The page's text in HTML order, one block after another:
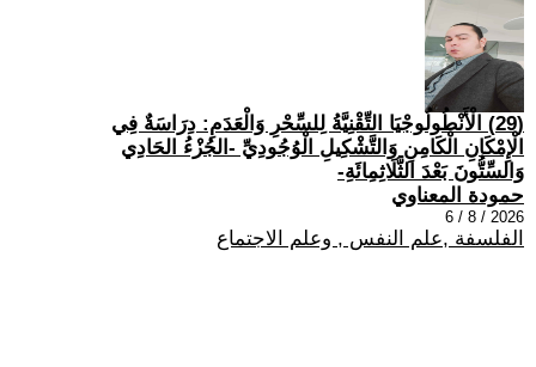
(29) الْأَنْطُولُوجْيَا التِّقْنِيَّةُ لِلسِّحْرِ وَالْعَدَمِ: دِرَاسَةٌ فِي
الْإِمْكَانِ الْكَامِنِ وَالتَّشْكِيلِ الْوُجُودِيِّ -الجُزْءُ الحَادِي
وَالسِّتُّونَ بَعْدَ الثَّلَاثِمِائَةِ-
حمودة المعناوي
2026 / 8 / 6
الفلسفة ,علم النفس , وعلم الاجتماع